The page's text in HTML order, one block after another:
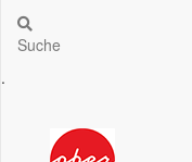
Suche
.